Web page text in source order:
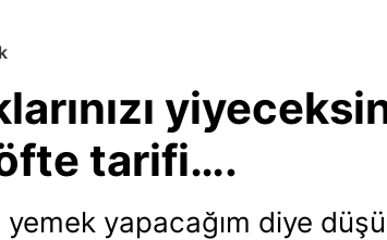
tarifi….
yapacağım diye